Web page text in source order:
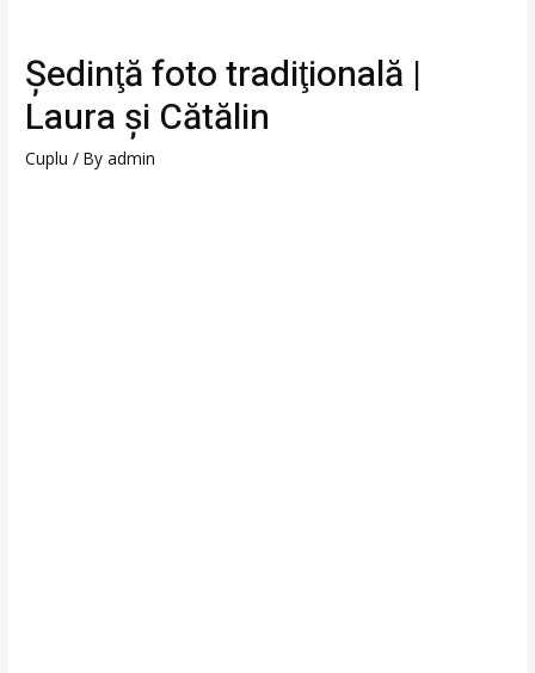
Şedinţă foto tradiţională |
Laura şi Cătălin
Cuplu / Byadmin